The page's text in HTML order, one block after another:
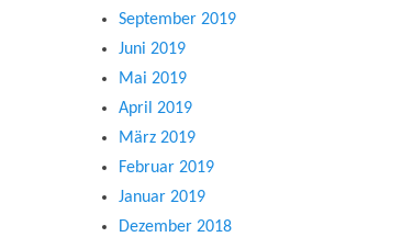
September 2019
Juni 2019
Mai 2019
April 2019
März 2019
Februar 2019
Januar 2019
Dezember 2018